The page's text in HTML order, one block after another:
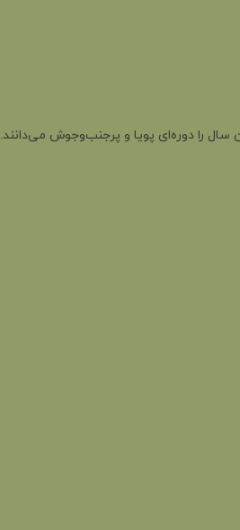
را دوره‌ای پویا و پرجنب‌وجوش می‌دانند.